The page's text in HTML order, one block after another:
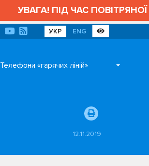
УВАГА! ПІД ЧАС
УКР ENG
Телефони «гарячих ліній»
12.11.2019